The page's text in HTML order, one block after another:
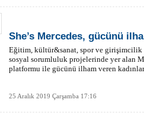
She’s Mercedes, gücünü
Eğitim, kültür&sanat, spor ve
sosyal sorumluluk projelerinde yer alan
platformu ile gücünü ilham veren
25 Aralık 2019 Çarşamba 17:16